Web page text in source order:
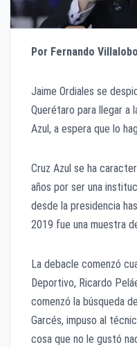
Por Fernando
Jaime Ordiales se
Querétaro para llegar a
Azul, a espera que lo
Cruz Azul se ha
años por ser una
desde la presidencia
2019 fue una muestra
La debacle comenzó
Deportivo, Ricardo
comenzó la búsqueda
Garcés, impuso al
cosa que no le gustó